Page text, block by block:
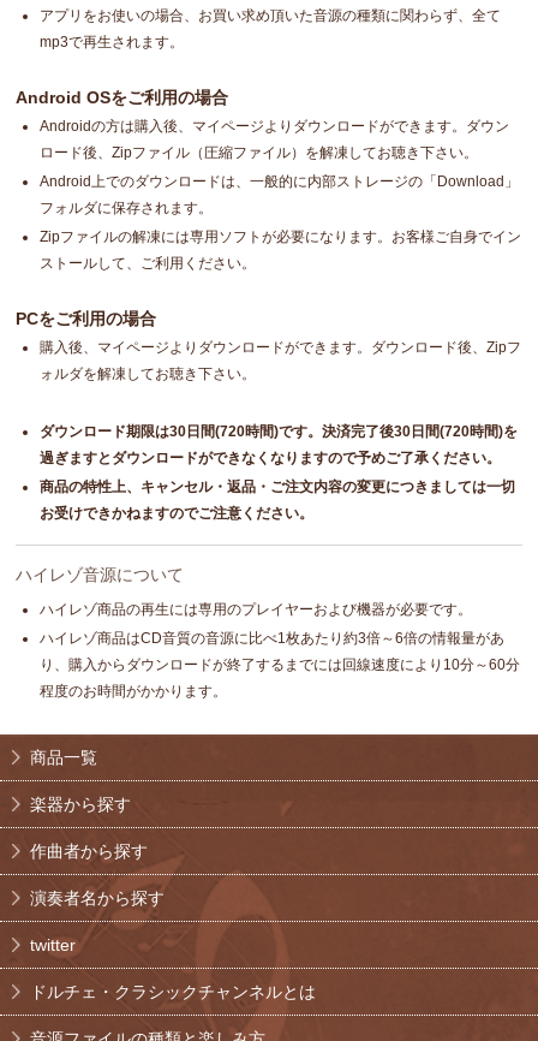
アプリをお使いの場合、お買い求め頂いた音源の種類に関わらず、全て
mp3で再生されます。
Android OSをご利用の場合
Androidの方は購入後、マイページよりダウンロードができます。ダウン
ロード後、Zipファイル（圧縮ファイル）を解凍してお聴き下さい。
Android上でのダウンロードは、一般的に内部ストレージの「Download」
フォルダに保存されます。
Zipファイルの解凍には専用ソフトが必要になります。お客様ご自身でイン
ストールして、ご利用ください。
PCをご利用の場合
購入後、マイページよりダウンロードができます。ダウンロード後、Zipフ
ォルダを解凍してお聴き下さい。
ダウンロード期限は30日間(720時間)です。決済完了後30日間(720時間)を
過ぎますとダウンロードができなくなりますので予めご了承ください。
商品の特性上、キャンセル・返品・ご注文内容の変更につきましては一切
お受けできかねますのでご注意ください。
ハイレゾ音源について
ハイレゾ商品の再生には専用のプレイヤーおよび機器が必要です。
ハイレゾ商品はCD音質の音源に比べ1枚あたり約3倍～6倍の情報量があ
り、購入からダウンロードが終了するまでには回線速度により10分～60分
程度のお時間がかかります。
商品一覧
楽器から探す
作曲者から探す
演奏者名から探す
twitter
ドルチェ・クラシックチャンネルとは